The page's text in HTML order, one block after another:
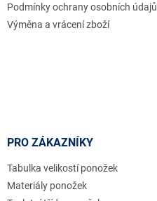
Podmínky ochrany osobních údajů
Výměna a vrácení zboží
PRO ZÁKAZNÍKY
Tabulka velikostí ponožek
Materiály ponožek